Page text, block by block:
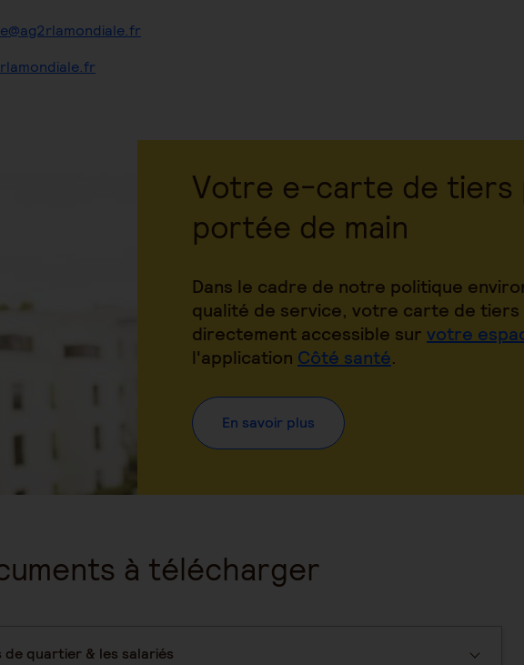
Votre e-carte de tiers
portée de main
Dans le cadre de notre politique
qualité de service, votre carte de tiers
directement accessible sur votre
l'application Côté santé.
En savoir plus
à télécharger
de quartier & les salariés